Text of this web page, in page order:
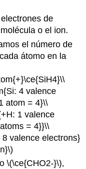
de
o el ion.
el número de
átomo en la
4 valence
atom = 4}\\
1 valence
= 4}}\\
valence electrons}
\(\ce{CHO2-}\),